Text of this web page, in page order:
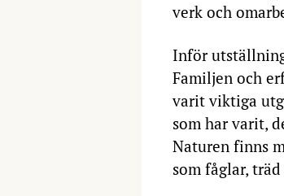
verk och
Inför
Familjen och
varit viktiga
som har varit,
Naturen finns
som fåglar,